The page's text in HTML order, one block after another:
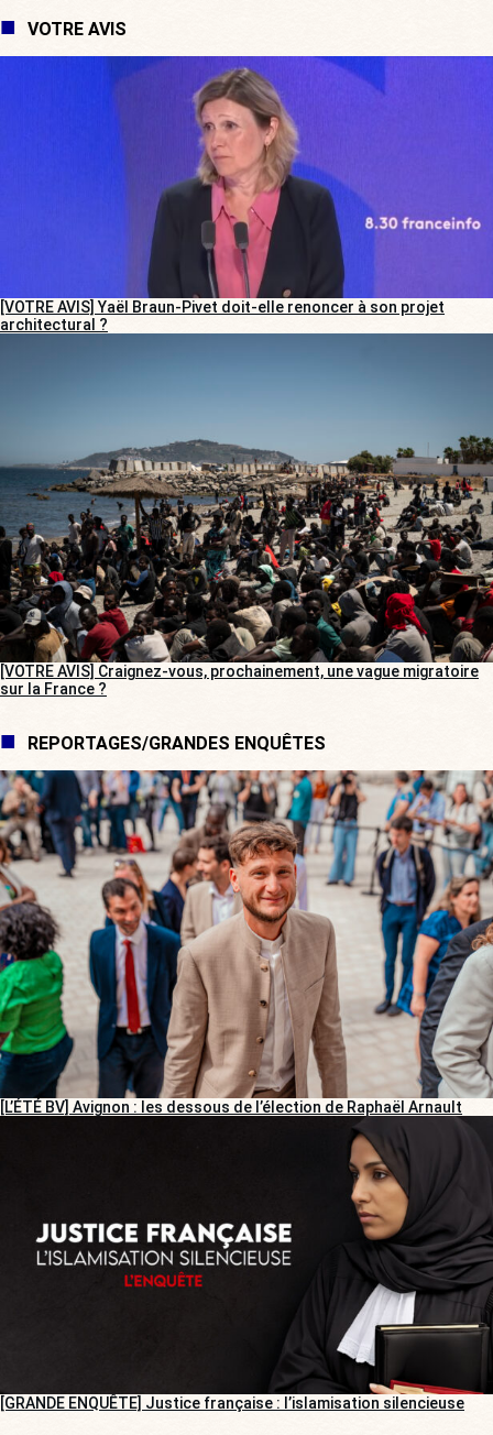
VOTRE AVIS
[VOTRE AVIS] Yaël Braun-Pivet doit-elle renoncer à son projet
architectural ?
[VOTRE AVIS] Craignez-vous, prochainement, une vague migratoire
sur la France ?
REPORTAGES/GRANDES ENQUÊTES
[L’ÉTÉ BV] Avignon : les dessous de l’élection de Raphaël Arnault
[GRANDE ENQUÊTE] Justice française : l’islamisation silencieuse